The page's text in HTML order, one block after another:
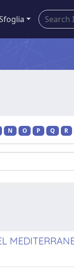
N O P Q R